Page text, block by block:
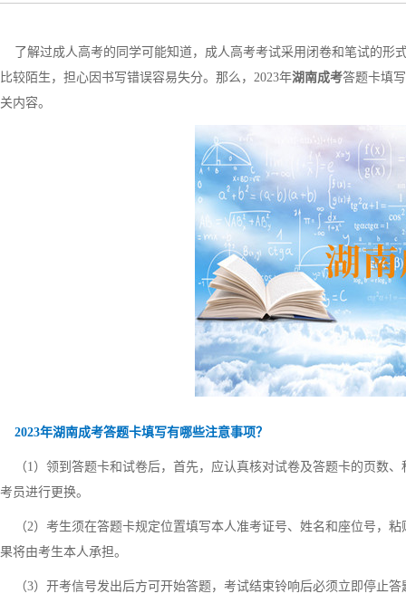
了解过成人高考的同学可能知道，成人高考考试采用闭卷和笔试的形
比较陌生，担心因书写错误容易失分。那么，2023年湖南成考答题卡填
关内容。
2023年湖南成考答题卡填写有哪些注意事项？
（1）领到答题卡和试卷后，首先，应认真核对试卷及答题卡的页数
考员进行更换。
（2）考生须在答题卡规定位置填写本人准考证号、姓名和座位号，
果将由考生本人承担。
（3）开考信号发出后方可开始答题，考试结束铃响后必须立即停止答